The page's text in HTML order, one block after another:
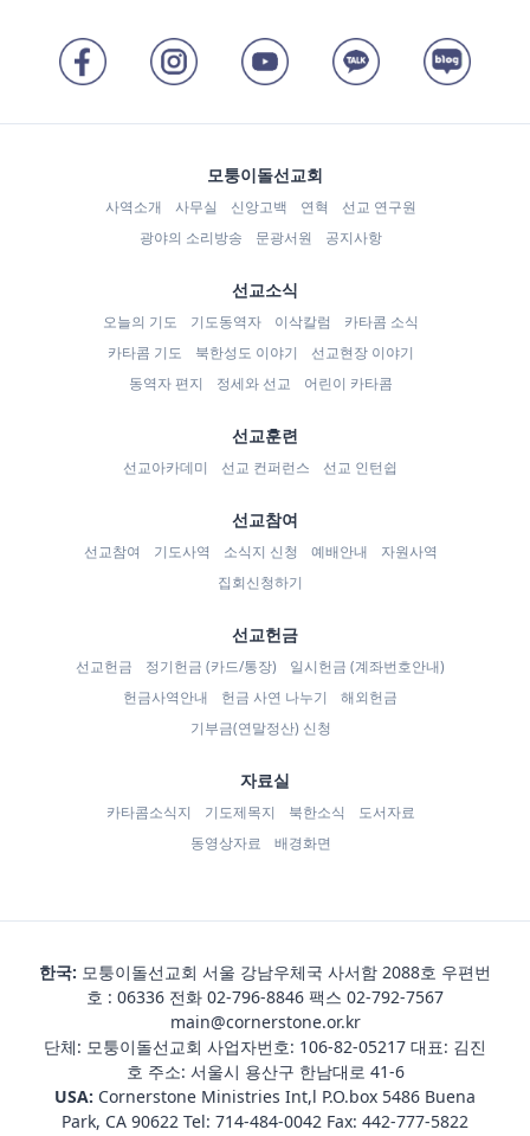
모퉁이돌선교회
사역소개 사무실 신앙고백 연혁
선교 연구원
광야의 소리방송
문광서원 공지사항
선교소식
오늘의 기도 기도동역자 이삭칼럼
카타콤 소식
카타콤 기도
북한성도 이야기
선교현장 이야기
동역자 편지
정세와 선교 어린이 카타콤
선교훈련
선교아카데미 선교 컨퍼런스 선교 인턴쉽
선교참여
선교참여 기도사역 소식지 신청 예배안내
자원사역
집회신청하기
선교헌금
선교헌금 정기헌금 (카드/통장)
일시헌금 (계좌번호안내)
헌금사역안내
헌금 사연 나누기
해외헌금
기부금(연말정산) 신청
자료실
카타콤소식지 기도제목지 북한소식
도서자료
동영상자료
배경화면
한국: 모퉁이돌선교회 서울 강남우체국 사서함 2088호 우편번
호 : 06336 전화 02-796-8846 팩스 02-792-7567
main@cornerstone.or.kr
단체: 모퉁이돌선교회 사업자번호: 106-82-05217 대표: 김진
호 주소: 서울시 용산구 한남대로 41-6
USA: Cornerstone Ministries Int,l P.O.box 5486 Buena
Park, CA 90622 Tel: 714-484-0042 Fax: 442-777-5822